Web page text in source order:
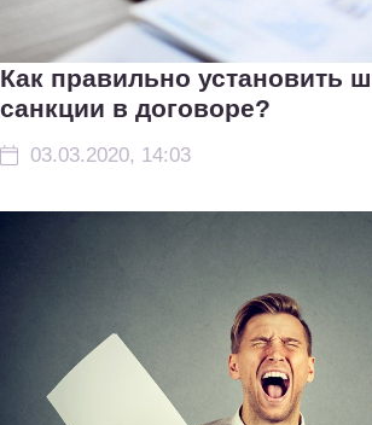
Как правильно установить
санкции в договоре?
03.03.2020, 14:03